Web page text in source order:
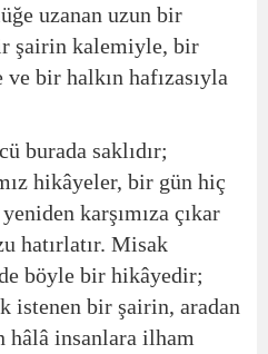
uzanan uzun bir
şairin kalemiyle, bir
bir halkın hafızasıyla
burada saklıdır;
hikâyeler, bir gün hiç
karşımıza çıkar
hatırlatır. Misak
böyle bir hikâyedir;
istenen bir şairin, aradan
hâlâ insanlara ilham